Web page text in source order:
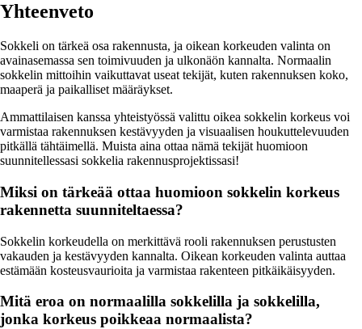
Yhteenveto
Sokkeli on tärkeä osa rakennusta, ja oikean korkeuden valinta on
avainasemassa sen toimivuuden ja ulkonäön kannalta. Normaalin
sokkelin mittoihin vaikuttavat useat tekijät, kuten rakennuksen koko,
maaperä ja paikalliset määräykset.
Ammattilaisen kanssa yhteistyössä valittu oikea sokkelin korkeus voi
varmistaa rakennuksen kestävyyden ja visuaalisen houkuttelevuuden
pitkällä tähtäimellä. Muista aina ottaa nämä tekijät huomioon
suunnitellessasi sokkelia rakennusprojektissasi!
Miksi on tärkeää ottaa huomioon sokkelin korkeus
rakennetta suunniteltaessa?
Sokkelin korkeudella on merkittävä rooli rakennuksen perustusten
vakauden ja kestävyyden kannalta. Oikean korkeuden valinta auttaa
estämään kosteusvaurioita ja varmistaa rakenteen pitkäikäisyyden.
Mitä eroa on normaalilla sokkelilla ja sokkelilla,
jonka korkeus poikkeaa normaalista?